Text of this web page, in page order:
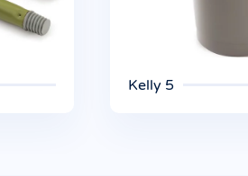
Kelly 5